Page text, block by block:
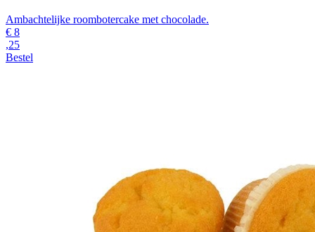
Ambachtelijke roombotercake met chocolade.
€ 8
,25
Bestel